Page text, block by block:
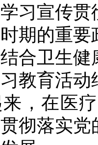
习宣传
期的重
合卫生
教育活
，在医
彻落实